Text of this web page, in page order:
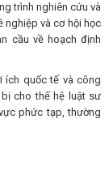
trình nghiên cứu và
nghiệp và cơ hội học
cầu về hoạch định
ích quốc tế và công
cho thế hệ luật sư
phức tạp, thường